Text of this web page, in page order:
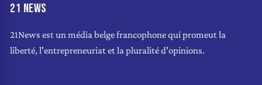
21 NEWS
21News est un média belge francophone qui promeut la
liberté, l'entrepreneuriat et la pluralité d'opinions.